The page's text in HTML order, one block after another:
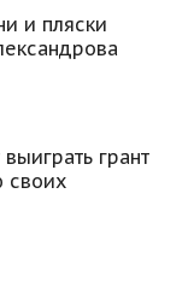
и пляски
грант
своих